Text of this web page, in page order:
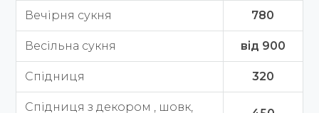
Вечірня сукня 780
Весільна сукня від 900
Спідниця 320
Спідниця з декором , шовк,